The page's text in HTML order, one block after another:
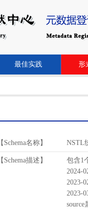
最佳实践 形
【Schema名称】 NSTL
【Schema描述】
包含1
2024-
2023-
2023-
source